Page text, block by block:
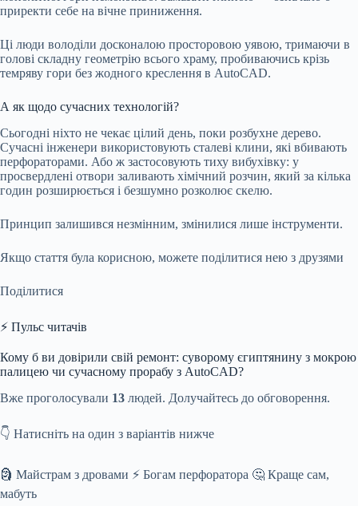
приректи себе на вічне приниження.
Ці люди володіли досконалою просторовою уявою, тримаючи в
голові складну геометрію всього храму, пробиваючись крізь
темряву гори без жодного креслення в AutoCAD.
А як щодо сучасних технологій?
Сьогодні ніхто не чекає цілий день, поки розбухне дерево.
Сучасні інженери використовують сталеві клини, які вбивають
перфораторами. Або ж застосовують тиху вибухівку: у
просвердлені отвори заливають хімічний розчин, який за кілька
годин розширюється і безшумно розколює скелю.
Принцип залишився незмінним, змінилися лише інструменти.
Якщо стаття була корисною, можете поділитися нею з друзями
Поділитися
⚡ Пульс читачів
Кому б ви довірили свій ремонт: суворому єгиптянину з мокрою
палицею чи сучасному прорабу з AutoCAD?
Вже проголосували 13 людей. Долучайтесь до обговорення.
👇 Натисніть на один з варіантів нижче
🗿 Майстрам з дровами ⚡ Богам перфоратора 🤔 Краще сам,
мабуть